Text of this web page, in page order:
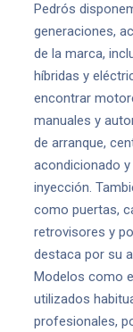
Pedrós
generaciones,
de la marca,
híbridas y
encontrar
manuales y
de arranque,
acondicionado
inyección.
como puertas,
retrovisores y
destaca por su
Modelos como
utilizados
profesionales,